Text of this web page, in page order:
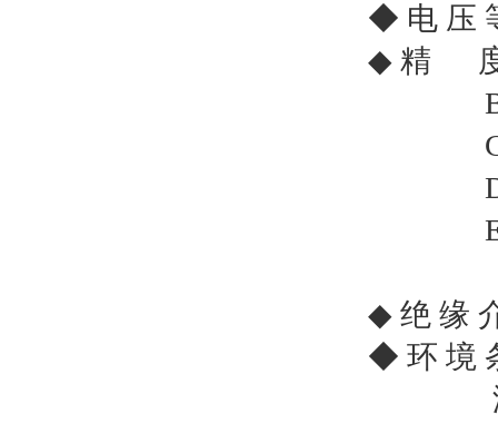
◆ 电 压
◆ 精 度
B型-
C型-
D型
E型-
◆ 绝 缘
◆ 环 境
温 度